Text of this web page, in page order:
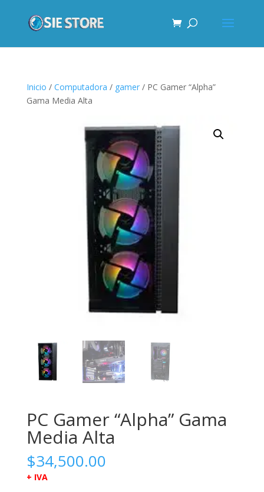
Inicio / Computadora / gamer/ PC Gamer “Alpha”
Gama Media Alta
PC Gamer “Alpha” Gama
Media Alta
$34,500.00
+ IVA